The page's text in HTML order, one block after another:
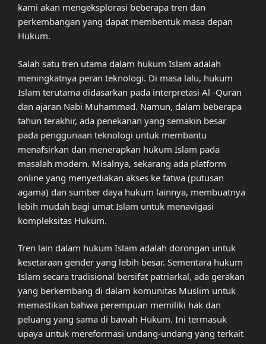
kami akan mengeksplorasi beberapa tren dan
perkembangan yang dapat membentuk masa depan
Hukum.
Salah satu tren utama dalam hukum Islam adalah
meningkatnya peran teknologi. Di masa lalu, hukum
Islam terutama didasarkan pada interpretasi Al -Quran
dan ajaran Nabi Muhammad. Namun, dalam beberapa
tahun terakhir, ada penekanan yang semakin besar
pada penggunaan teknologi untuk membantu
menafsirkan dan menerapkan hukum Islam pada
masalah modern. Misalnya, sekarang ada platform
online yang menyediakan akses ke fatwa (putusan
agama) dan sumber daya hukum lainnya, membuatnya
lebih mudah bagi umat Islam untuk menavigasi
kompleksitas Hukum.
Tren lain dalam hukum Islam adalah dorongan untuk
kesetaraan gender yang lebih besar. Sementara hukum
Islam secara tradisional bersifat patriarkal, ada gerakan
yang berkembang di dalam komunitas Muslim untuk
memastikan bahwa perempuan memiliki hak dan
peluang yang sama di bawah Hukum. Ini termasuk
upaya untuk mereformasi undang-undang yang terkait